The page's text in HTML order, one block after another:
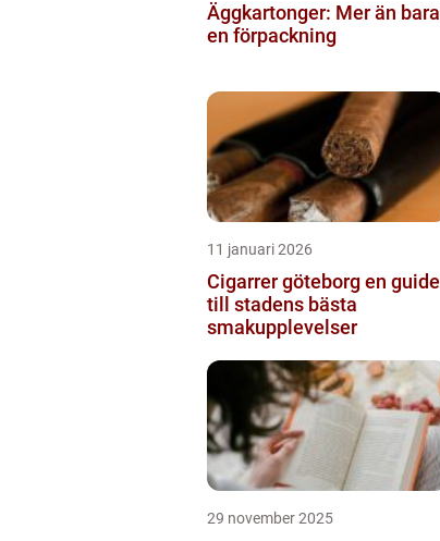
Äggkartonger: Mer än bara
en förpackning
11 januari 2026
Cigarrer göteborg en guide
till stadens bästa
smakupplevelser
29 november 2025